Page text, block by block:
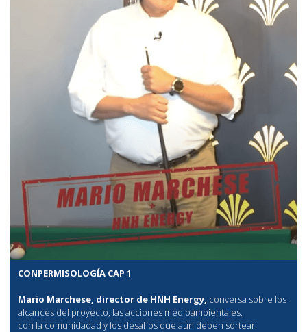
CONPERMISOLOGÍA CAP 1
Mario Marchese, director de HNH Energy, conversa sobre los
alcances del proyecto, las acciones medioambientales,
con la comunidadad y los desafíos que aún deben sortear.